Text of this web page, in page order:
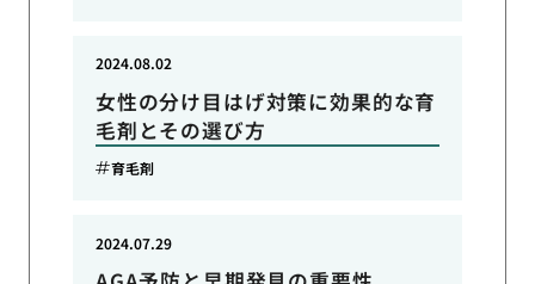
女性の分け目はげ対策に効果的な育
毛剤とその選び方
2024.08.02
育毛剤
2024.07.29